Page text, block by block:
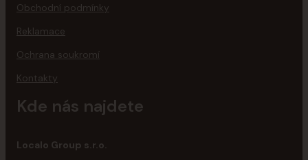
Obchodní podmínky
Reklamace
Ochrana soukromí
Kontakty
Kde nás najdete
Localo Group s.r.o.